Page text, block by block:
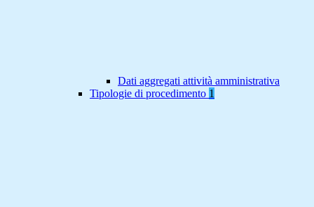
Dati aggregati attività amministrativa
Tipologie di procedimento 1